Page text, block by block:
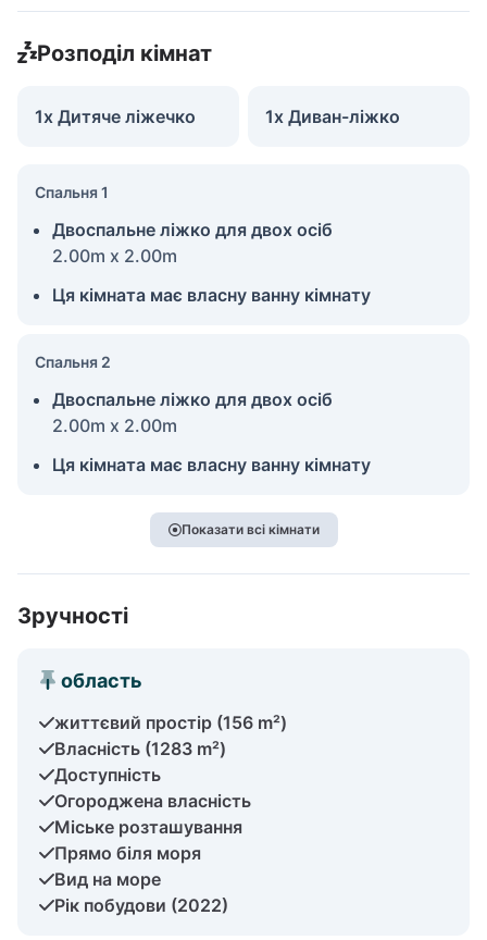
Розподіл кімнат
1x Дитяче ліжечко 1x Диван-ліжко
Спальня 1
Двоспальне ліжко для двох осіб
2.00m x 2.00m
Ця кімната має власну ванну кімнату
Спальня 2
Двоспальне ліжко для двох осіб
2.00m x 2.00m
Ця кімната має власну ванну кімнату
Показати всі кімнати
Зручності
область
життєвий простір (156 m²)
Власність (1283 m²)
Доступність
Огороджена власність
Міське розташування
Прямо біля моря
Вид на море
Рік побудови (2022)